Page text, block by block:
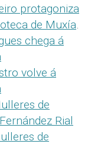
protagoniza
de Muxía.
chega á
volve á
de
Rial
de